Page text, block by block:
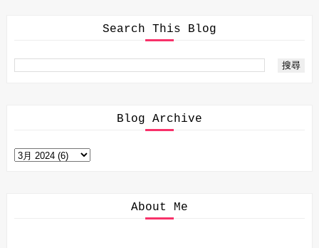
Search This Blog
Blog Archive
About Me